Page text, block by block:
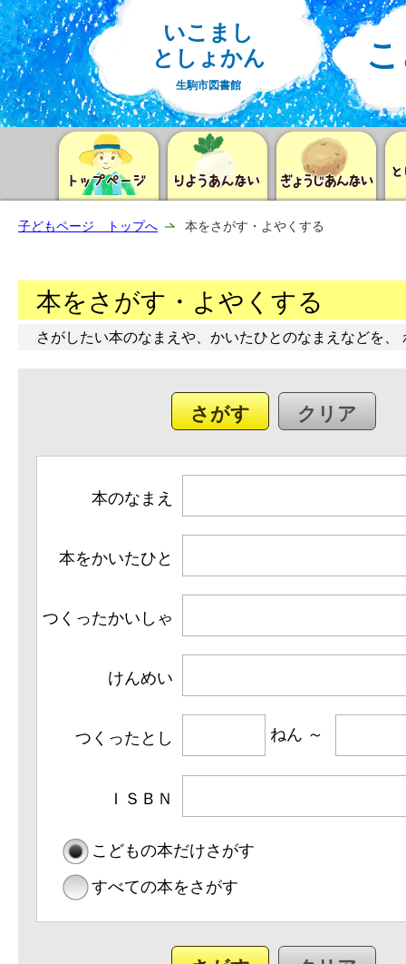
いこまし
としょかん
生駒市図書館
子どもページ トップへ 本をさがす・よやくする
本をさがす・よやくする
さがしたい本のなまえや、かいたひとのなまえなどを
本のなまえ
本をかいたひと
つくったかいしゃ
けんめい
つくったとし
ＩＳＢＮ
こどもの本だけさがす
すべての本をさがす